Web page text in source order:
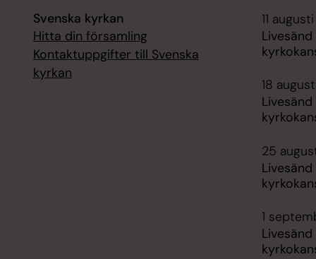
Svenska kyrkan
Hitta din församling
Kontaktuppgifter till Svenska
kyrkan
11 augusti
18
25
1